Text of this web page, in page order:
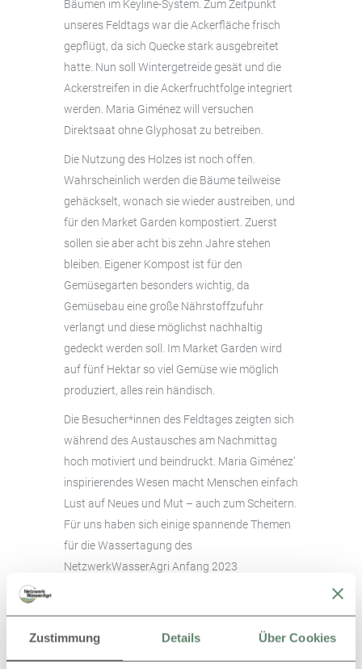
Zustimmung Details Über Cookies
Bäumen im Keyline-System. Zum Zeitpunkt
unseres Feldtags war die Ackerfläche frisch
gepflügt, da sich Quecke stark ausgebreitet
hatte. Nun soll Wintergetreide gesät und die
Ackerstreifen in die Ackerfruchtfolge integriert
werden. Maria Giménez will versuchen
Direktsaat ohne Glyphosat zu betreiben.
Die Nutzung des Holzes ist noch offen.
Wahrscheinlich werden die Bäume teilweise
gehäckselt, wonach sie wieder austreiben, und
für den Market Garden kompostiert. Zuerst
sollen sie aber acht bis zehn Jahre stehen
bleiben. Eigener Kompost ist für den
Gemüsegarten besonders wichtig, da
Gemüsebau eine große Nährstoffzufuhr
verlangt und diese möglichst nachhaltig
gedeckt werden soll. Im Market Garden wird
auf fünf Hektar so viel Gemüse wie möglich
produziert, alles rein händisch.
Die Besucher*innen des Feldtages zeigten sich
während des Austausches am Nachmittag
hoch motiviert und beindruckt. Maria Giménez‘
inspirierendes Wesen macht Menschen einfach
Lust auf Neues und Mut – auch zum Scheitern.
Für uns haben sich einige spannende Themen
für die Wassertagung des
NetzwerkWasserAgri Anfang 2023